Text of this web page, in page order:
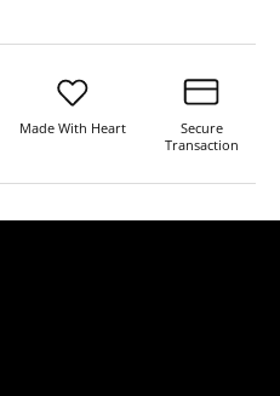
Made With Heart
Secure
Transaction